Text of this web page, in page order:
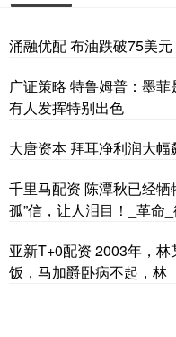
涌融优配 布油跌破75美
广证策略 特鲁姆普：墨
有人发挥特别出色
大唐资本 拜耳净利润大
千里马配资 陈潭秋已经
孤”信，让人泪目！_革命
亚新T+0配资 2003年，
饭，马加爵卧病不起，林